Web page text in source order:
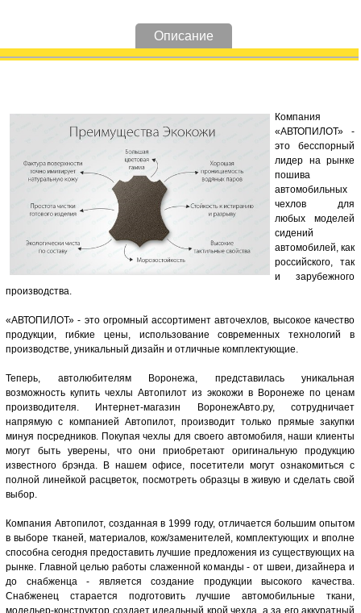
Описание
Компания
«АВТОПИЛОТ» -
это бесспорный
лидер на рынке
пошива
автомобильных
чехлов для
любых моделей
сидений
автомобилей, как
российского, так
и зарубежного
производства.
«АВТОПИЛОТ» - это огромный ассортимент авточехлов, высокое качество
продукции, гибкие цены, использование современных технологий в
производстве, уникальный дизайн и отличные комплектующие.
Теперь, автолюбителям Воронежа, представилась уникальная
возможность купить чехлы Автопилот из экокожи в Воронеже по ценам
производителя. Интернет-магазин ВоронежАвто.ру, сотрудничает
напрямую с компанией Автопилот, производит только прямые закупки
минуя посредников. Покупая чехлы для своего автомобиля, наши клиенты
могут быть уверены, что они приобретают оригинальную продукцию
известного брэнда. В нашем офисе, посетители могут ознакомиться с
полной линейкой расцветок, посмотреть образцы в живую и сделать свой
выбор.
Компания Автопилот, созданная в 1999 году, отличается большим опытом
в выборе тканей, материалов, кож/заменителей, комплектующих и вполне
способна сегодня предоставить лучшие предложения из существующих на
рынке. Главной целью работы слаженной команды - от швеи, дизайнера и
до снабженца - является создание продукции высокого качества.
Снабженец старается подготовить лучшие автомобильные ткани,
модельер-конструктор создает идеальный крой чехла, а за его аккуратный